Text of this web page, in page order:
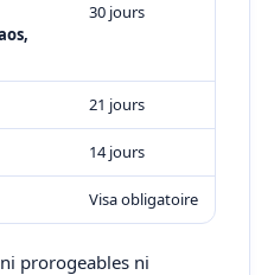
30 jours
21 jours
14 jours
Visa obligatoire
prorogeables ni